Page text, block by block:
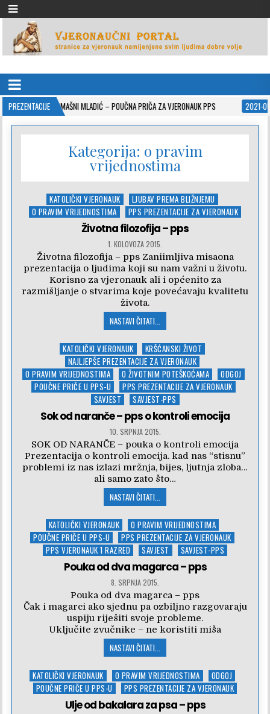
VJERONAUČNI PORTAL
PREZENTACIJE
SIROMAŠNI MLADIĆ – POUČNA PRIČA ZA VJERONAUK PPS 2021-05-02
Kategorija: o pravim
vrijednostima
Posted
in
KATOLIČKI VJERONAUK
LJUBAV PREMA BLIŽNJEMU
O PRAVIM VRIJEDNOSTIMA
PPS PREZENTACIJE ZA VJERONAUK
Životna filozofija – pps
1. KOLOVOZA 2015.
Životna filozofija – pps Zaniimljiva misaona
prezentacija o ljudima koji su nam važni u životu.
Korisno za vjeronauk ali i općenito za
razmišljanje o stvarima koje povećavaju kvalitetu
života.
NASTAVI ČITATI...
Posted
in
KATOLIČKI VJERONAUK
KRŠĆANSKI ŽIVOT
NAJLJEPŠE PREZENTACIJE ZA VJERONAUK
O PRAVIM VRIJEDNOSTIMA
O ŽIVOTNIM POTEŠKOĆAMA
ODGOJ
POUČNE PRIČE U PPS-U
PPS PREZENTACIJE ZA VJERONAUK
SAVJEST
SAVJEST-PPS
Sok od naranče – pps o kontroli emocija
10. SRPNJA 2015.
SOK OD NARANČE – pouka o kontroli emocija
Prezentacija o kontroli emocija. kad nas “stisnu”
problemi iz nas izlazi mržnja, bijes, ljutnja zloba…
ali samo zato što…
NASTAVI ČITATI...
Posted
in
KATOLIČKI VJERONAUK
O PRAVIM VRIJEDNOSTIMA
POUČNE PRIČE U PPS-U
PPS PREZENTACIJE ZA VJERONAUK
PPS VJERONAUK 1 RAZRED
SAVJEST SAVJEST-PPS
Pouka od dva magarca – pps
8. SRPNJA 2015.
Pouka od dva magarca – pps
Čak i magarci ako sjednu pa ozbiljno razgovaraju
uspiju riješiti svoje probleme.
Uključite zvučnike – ne koristiti miša
NASTAVI ČITATI...
Posted
in
KATOLIČKI VJERONAUK O PRAVIM VRIJEDNOSTIMA
ODGOJ
POUČNE PRIČE U PPS-U
PPS PREZENTACIJE ZA VJERONAUK
Ulje od bakalara za psa – pps